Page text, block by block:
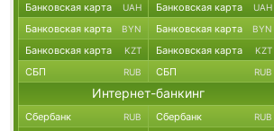
Банковская карта UAH Банковская карта UAH
Банковская карта BYN Банковская карта BYN
Банковская карта KZT Банковская карта KZT
СБП RUB СБП RUB
Интернет-банкинг
Сбербанк RUB Сбербанк RUB